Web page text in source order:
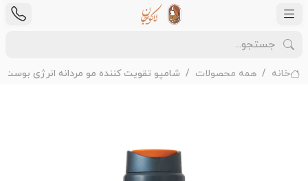
خانه همه محصولات شامپو تقویت کننده مو مردانه انرژی بوست Energy Boost مای